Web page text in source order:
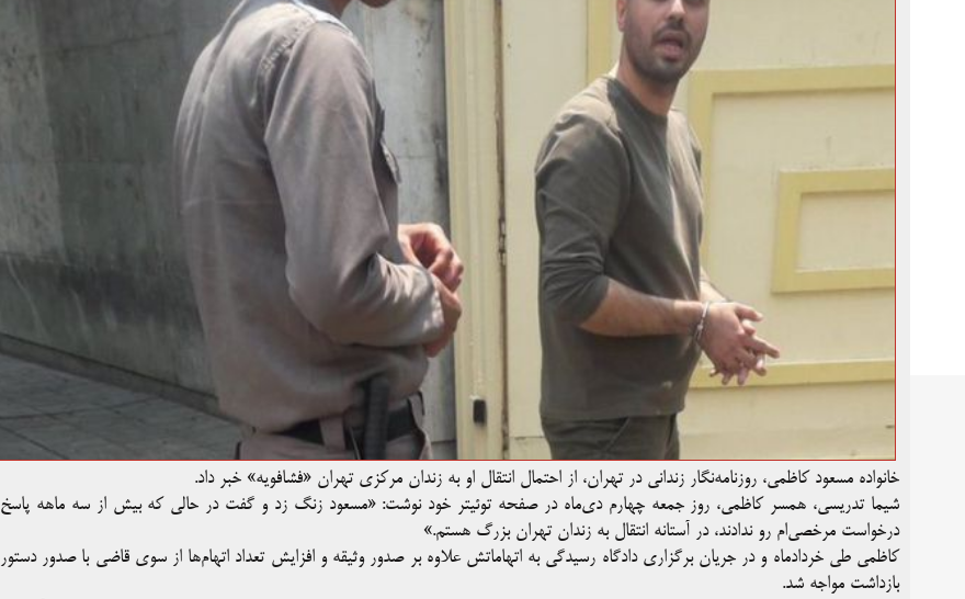
خانواده مسعود کاظمی،‌ روزنامه‌نگار زندانی در تهران، از احتمال انتقال او به زندان مرکزی تهران «فشافویه» خبر داد.
شیما تدریسی،‌ همسر کاظمی، روز جمعه چهارم دی‌ماه در صفحه توئیتر خود نوشت: «مسعود زنگ زد و گفت در حالی که بیش از سه ماهه پاسخ
درخواست مرخصی‌ام رو ندادند، در آستانه انتقال به زندان تهران بزرگ هستم.»
کاظمی طی خردادماه و در جریان برگزاری دادگاه رسیدگی به اتهاماتش علاوه بر صدور وثیقه و افزایش تعداد اتهام‌ها از سوی قاضی با صدور دستور
بازداشت مواجه شد.